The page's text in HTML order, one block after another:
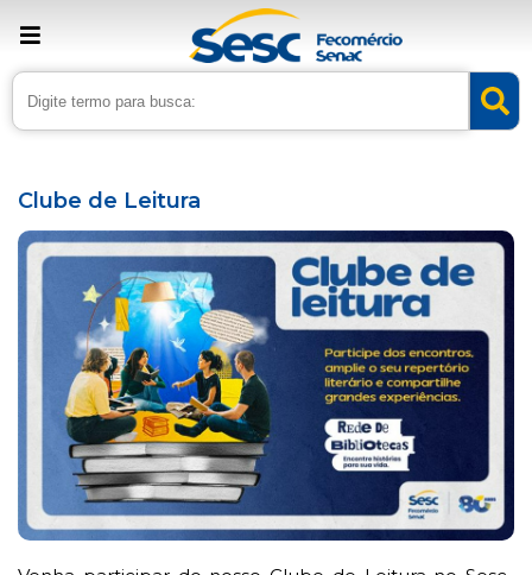
› Home › Agenda
Clube de Leitura